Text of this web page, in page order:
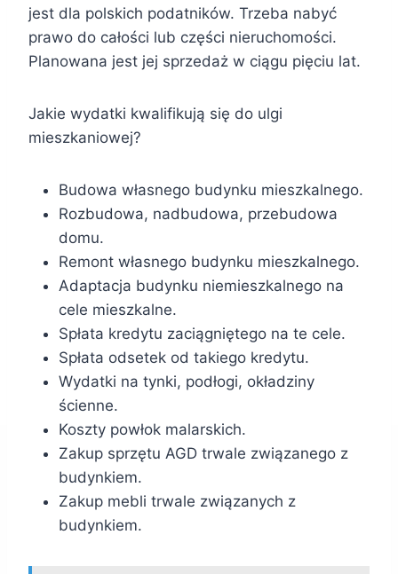
jest dla polskich podatników. Trzeba nabyć
prawo do całości lub części nieruchomości.
Planowana jest jej sprzedaż w ciągu pięciu lat.
Jakie wydatki kwalifikują się do ulgi
mieszkaniowej?
Budowa własnego budynku mieszkalnego.
Rozbudowa, nadbudowa, przebudowa
domu.
Remont własnego budynku mieszkalnego.
Adaptacja budynku niemieszkalnego na
cele mieszkalne.
Spłata kredytu zaciągniętego na te cele.
Spłata odsetek od takiego kredytu.
Wydatki na tynki, podłogi, okładziny
ścienne.
Koszty powłok malarskich.
Zakup sprzętu AGD trwale związanego z
budynkiem.
Zakup mebli trwale związanych z
budynkiem.